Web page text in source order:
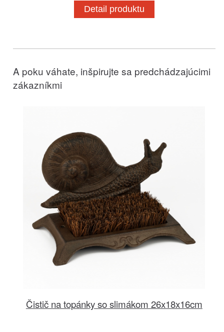
Detail produktu
A poku váhate, inšpirujte sa predchádzajúcimi
zákazníkmi
Čistič na topánky so slimákom 26x18x16cm